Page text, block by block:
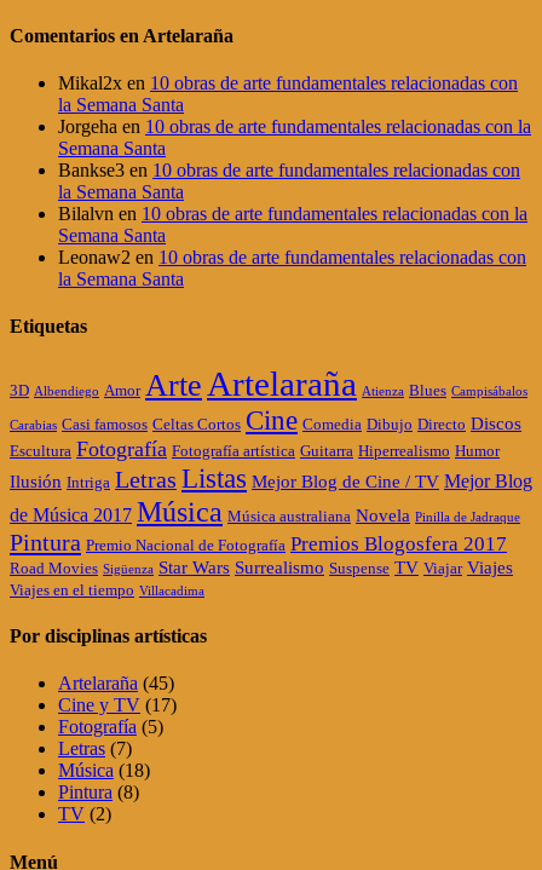
Comentarios en Artelaraña
Mikal2x en 10 obras de arte fundamentales relacionadas con
la Semana Santa
Jorgeha en 10 obras de arte fundamentales relacionadas con la
Semana Santa
Bankse3 en 10 obras de arte fundamentales relacionadas con
la Semana Santa
Bilalvn en 10 obras de arte fundamentales relacionadas con la
Semana Santa
Leonaw2 en 10 obras de arte fundamentales relacionadas con
la Semana Santa
Etiquetas
3D Albendiego Amor Arte Artelaraña Atienza Blues Campisábalos
Carabias Casi famosos Celtas Cortos Cine Comedia Dibujo Directo Discos
Escultura Fotografía Fotografía artística Guitarra Hiperrealismo Humor
Ilusión Intriga Letras Listas Mejor Blog de Cine / TV Mejor Blog
de Música 2017 Música Música australiana Novela Pinilla de Jadraque
Pintura Premio Nacional de Fotografía Premios Blogosfera 2017
Road Movies Sigüenza Star Wars Surrealismo Suspense TV Viajar Viajes
Viajes en el tiempo Villacadima
Por disciplinas artísticas
Artelaraña (45)
Cine y TV (17)
Fotografía (5)
Letras (7)
Música (18)
Pintura (8)
TV (2)
Menú